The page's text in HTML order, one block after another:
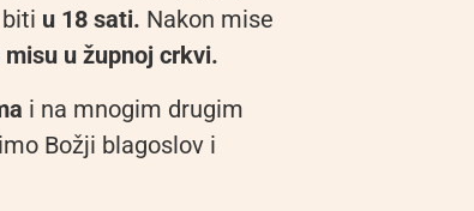
u 18 sati. Nakon mise
u župnoj crkvi.
i na mnogim drugim
Božji blagoslov i